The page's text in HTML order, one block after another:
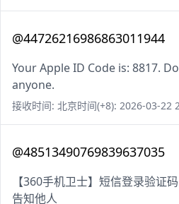
@44726216986863011944
Your Apple ID Code is: 8817.
anyone.
接收时间: 北京时间(+8): 2026-03-22
@48513490769839637035
【360手机卫士】短信登录验证
告知他人